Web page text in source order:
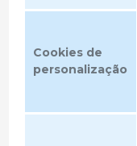
Cookies de
personalização